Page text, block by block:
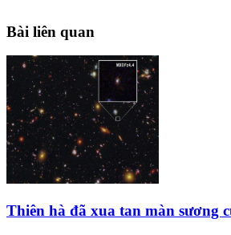
Bài liên quan
Thiên hà đã xua tan màn sương